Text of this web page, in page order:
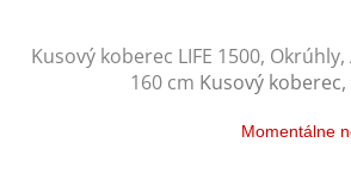
Kusový koberec LIFE 1500,
160 cm Kusový
Momentálne